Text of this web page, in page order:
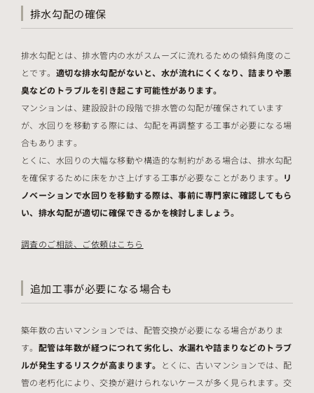
排水勾配の確保
排水勾配とは、排水管内の水がスムーズに流れるための傾斜角度のこ
とです。 適切な排水勾配がないと、水が流れにくくなり、詰まりや悪
臭などのトラブルを引き起こす可能性があります。
マンションは、建設設計の段階で排水管の勾配が確保されています
が、水回りを移動する際には、勾配を再調整する工事が必要になる場
合もあります。
とくに、水回りの大幅な移動や構造的な制約がある場合は、排水勾配
を確保するために床をかさ上げする工事が必要なことがあります。 リ
ノベーションで水回りを移動する際は、事前に専門家に確認してもら
い、排水勾配が適切に確保できるかを検討しましょう。
調査のご相談、ご依頼はこちら
追加工事が必要になる場合も
築年数の古いマンションでは、配管交換が必要になる場合がありま
す。 配管は年数が経つにつれて劣化し、水漏れや詰まりなどのトラブ
ルが発生するリスクが高まります。 とくに、古いマンションでは、配
管の老朽化により、交換が避けられないケースが多く見られます。交